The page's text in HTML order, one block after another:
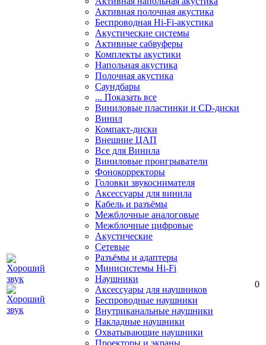
Активная полочная акустика
Беспроводная Hi-Fi-акустика
Акустические системы
Активные сабвуферы
Комплекты акустики
Напольная акустика
Полочная акустика
Саундбары
... Показать все
Виниловые пластинки и CD-диски
Винил
Компакт-диски
Внешние ЦАП
Все для Винила
Виниловые проигрыватели
Фонокорректоры
Головки звукоснимателя
Аксессуары для винила
Кабель и разъёмы
Межблочные аналоговые
Межблочные цифровые
Акустические
Сетевые
Разъёмы и адаптеры
Минисистемы Hi-Fi
Наушники
Аксессуары для наушников
Беспроводные наушники
Внутриканальные наушники
Накладные наушники
Охватывающие наушники
Проекторы и экраны
0